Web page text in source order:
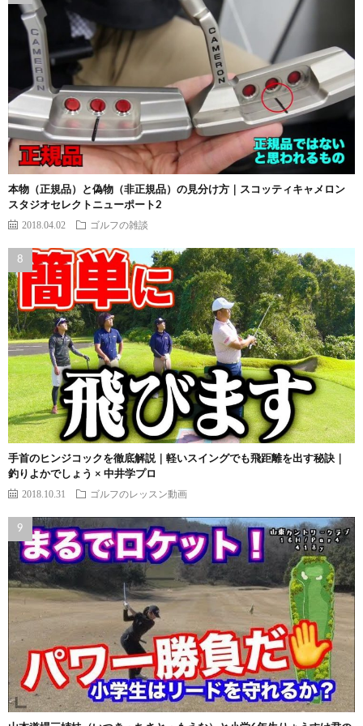
本物（正規品）と偽物（非正規品）の見分け方｜スコッティキャメロン
スタジオセレクトニューポート2
2018.04.02 ゴルフの雑談
手首のヒンジコックを徹底解説｜軽いスイングでも飛距離を出す秘訣｜
釣りよかでしょう × 中井学プロ
2018.10.31 ゴルフのレッスン動画